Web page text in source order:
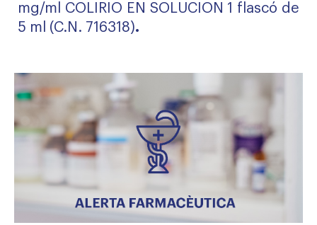
mg/ml COLIRIO EN SOLUCION 1 flascó de
5 ml (C.N. 716318).